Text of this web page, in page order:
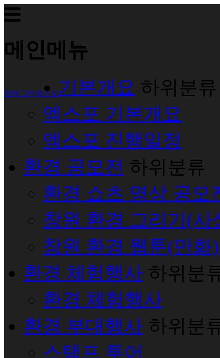
메인메뉴
창원그린엑스포 기본개요 하위분류
엑스포 기본개요
엑스포 진행일정
환경 공모전 하위분류
환경 쇼츠 영상 공모
창원 환경 그리기(사
창원 환경 웹툰(만화
환경 체험행사 하위분
환경 체험행사
환경 부대행사 하위분
스탬프 투어